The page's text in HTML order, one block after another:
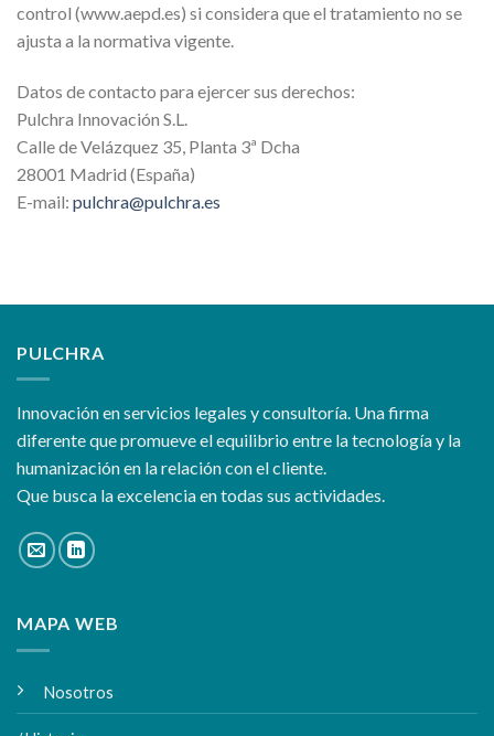
control (www.aepd.es) si considera que el tratamiento no se
ajusta a la normativa vigente.
Datos de contacto para ejercer sus derechos:
Pulchra Innovación S.L.
Calle de Velázquez 35, Planta 3ª Dcha
28001 Madrid (España)
E-mail: pulchra@pulchra.es
PULCHRA
Innovación en servicios legales y consultoría. Una firma
diferente que promueve el equilibrio entre la tecnología y la
humanización en la relación con el cliente.
Que busca la excelencia en todas sus actividades.
MAPA WEB
Nosotros